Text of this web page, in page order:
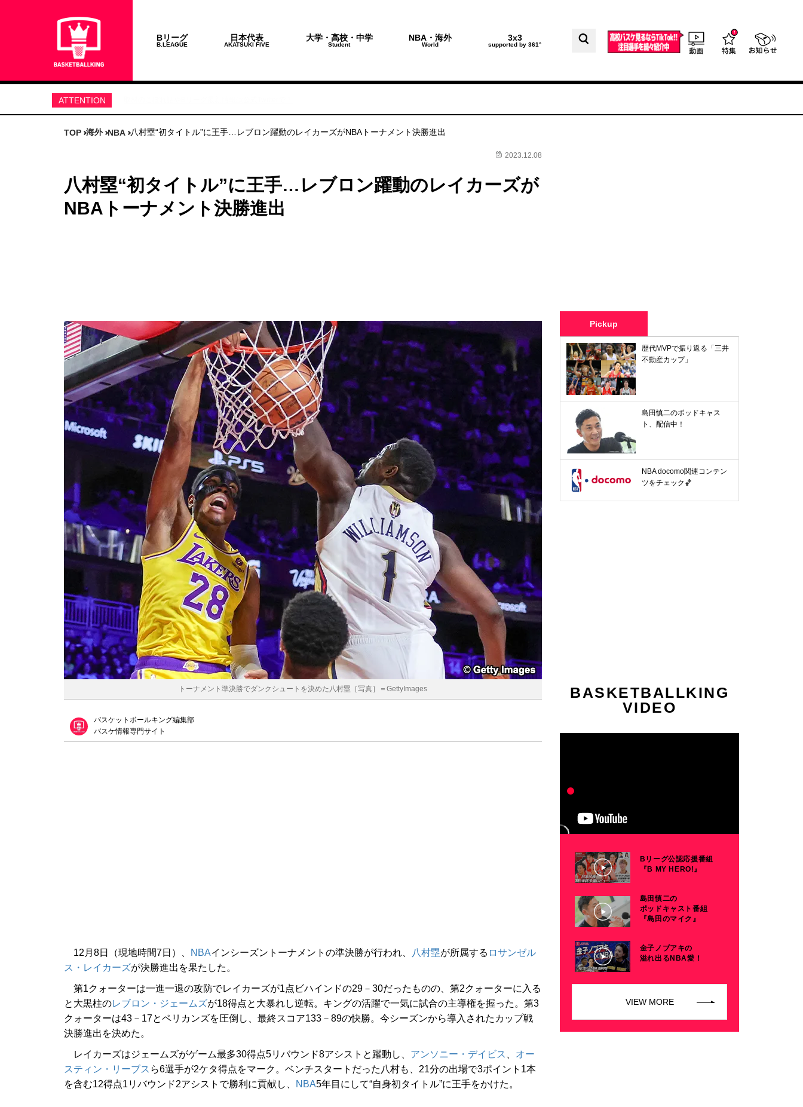
Bリーグ
B.LEAGUE
日本代表
AKATSUKI FIVE
大学・高校・中学
Student
NBA・海外
World
3x3
supported by 361°
ATTENTION
TOP 海外 NBA 八村塁“初タイトル”に王手…レブロン躍動のレイカーズがNBAトーナメント決勝進出
2023.12.08
八村塁“初タイトル”に王手…レブロン躍動のレイカーズが
NBAトーナメント決勝進出
トーナメント準決勝でダンクシュートを決めた八村塁［写真］＝GettyImages
バスケットボールキング編集部
バスケ情報専門サイト
12月8日（現地時間7日）、 NBAインシーズントーナメントの準決勝が行われ、 八村塁が所属する ロサンゼル
ス・レイカーズが決勝進出を果たした。
第1クォーターは一進一退の攻防でレイカーズが1点ビハインドの29－30だったものの、第2クォーターに入る
と大黒柱のレブロン・ジェームズが18得点と大暴れし逆転。キングの活躍で一気に試合の主導権を握った。第3
クォーターは43－17とペリカンズを圧倒し、最終スコア133－89の快勝。今シーズンから導入されたカップ戦
決勝進出を決めた。
レイカーズはジェームズがゲーム最多30得点5リバウンド8アシストと躍動し、 アンソニー・デイビス
オー
スティン・リーブス ら6選手が2ケタ得点をマーク。ベンチスタートだった八村も、21分の出場で3ポイント1本
を含む12得点1リバウンド2アシストで勝利に貢献し、
NBA5年目にして“自身初タイトル”に王手をかけた。
Pickup
歴代MVPで振り返る「三井
不動産カップ」
島田慎二のポッドキャス
ト、配信中！
NBA docomo関連コンテン
ツをチェック🏀
BASKETBALLKING
VIDEO
Bリーグ公認応援番組
『B MY HERO!』
島田慎二の
ポッドキャスト番組
『島田のマイク』
金子ノブアキの
溢れ出るNBA愛！
VIEW MORE